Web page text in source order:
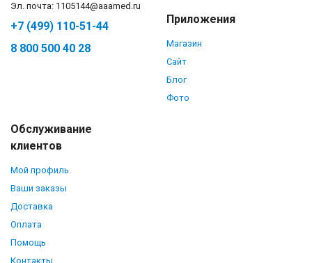
Эл. почта: 1105144@aaamed.ru
+7 (499) 110-51-44
8 800 500 40 28
Приложения
Магазин
Сайт
Блог
Фото
Обслуживание
клиентов
Мой профиль
Ваши заказы
Доставка
Оплата
Помощь
Контакты